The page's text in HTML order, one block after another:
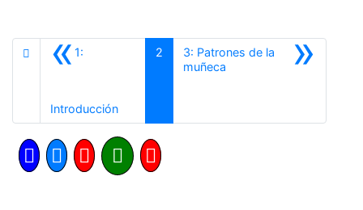
«1:
IntroducciónAnterior
2 »
3: Patrones de la
muñecaSiguiente